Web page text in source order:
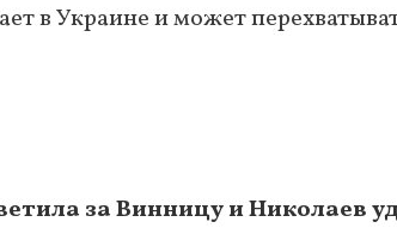
в Украине и может
за Винницу и Николаев